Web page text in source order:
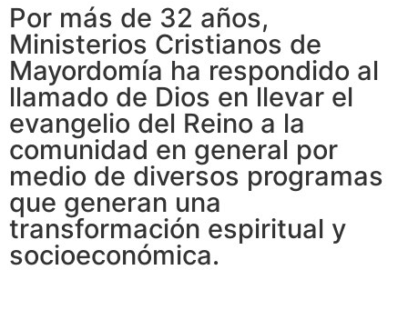
Por más de 32 años,
Ministerios Cristianos de
Mayordomía ha respondido al
llamado de Dios en llevar el
evangelio del Reino a la
comunidad en general por
medio de diversos programas
que generan una
transformación espiritual y
socioeconómica.